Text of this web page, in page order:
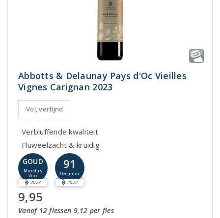
Abbotts & Delaunay Pays d'Oc Vieilles
Vignes Carignan 2023
Vol, verfijnd
Verbluffende kwaliteit
Fluweelzacht & kruidig
GOUD
Mundus
Vini
2023
91
Decanter
2022
9,95
Vanaf 12 flessen 9,12 per fles